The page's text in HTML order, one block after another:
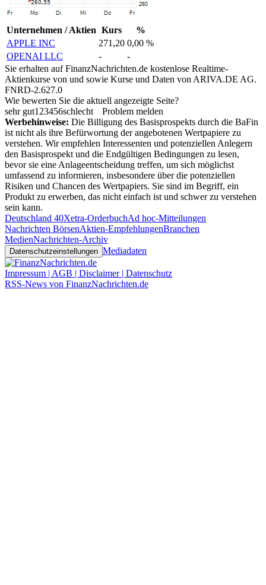
Unternehmen / Aktien Kurs
%
APPLE INC
271,20 0,00 %
OPENAI LLC
-
-
Sie erhalten auf FinanzNachrichten.de kostenlose Realtime-
Aktienkurse von und sowie Kurse und Daten von ARIVA.DE AG.
FNRD-2.627.0
Wie bewerten Sie die aktuell angezeigte Seite?
sehr gut1 23456schlecht
Problem melden
Werbehinweise: Die Billigung des Basisprospekts durch die BaFin
ist nicht als ihre Befürwortung der angebotenen Wertpapiere zu
verstehen. Wir empfehlen Interessenten und potenziellen Anlegern
den Basisprospekt und die Endgültigen Bedingungen zu lesen,
bevor sie eine Anlageentscheidung treffen, um sich möglichst
umfassend zu informieren, insbesondere über die potenziellen
Risiken und Chancen des Wertpapiers. Sie sind im Begriff, ein
Produkt zu erwerben, das nicht einfach ist und schwer zu verstehen
sein kann.
Deutschland 40Xetra-OrderbuchAd hoc-Mitteilungen
Nachrichten BörsenAktien-EmpfehlungenBranchen
MedienNachrichten-Archiv
Datenschutzeinstellungen Mediadaten
Impressum | AGB | Disclaimer | Datenschutz
RSS-News von FinanzNachrichten.de